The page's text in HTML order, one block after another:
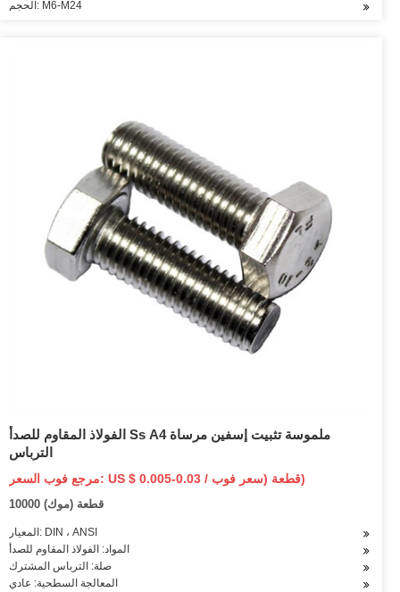
الحجم: M6-M24
الفولاذ المقاوم للصدأ Ss A4 ملموسة تثبيت إسفين مرساة
الترباس
مرجع فوب السعر: US $ 0.005-0.03 / قطعة (سعر فوب)
10000 قطعة (موك)
المعيار: DIN ، ANSI
المواد: الفولاذ المقاوم للصدأ
صلة: الترباس المشترك
المعالجة السطحية: عادي